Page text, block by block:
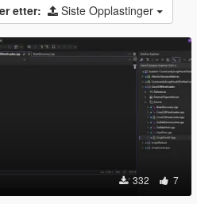
etter: Siste Opplastinger
332 7